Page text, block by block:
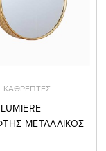
ΚΑΘΡΕΠΤΕΣ
ΜΕΤΑΛΛΙΚΟΣ